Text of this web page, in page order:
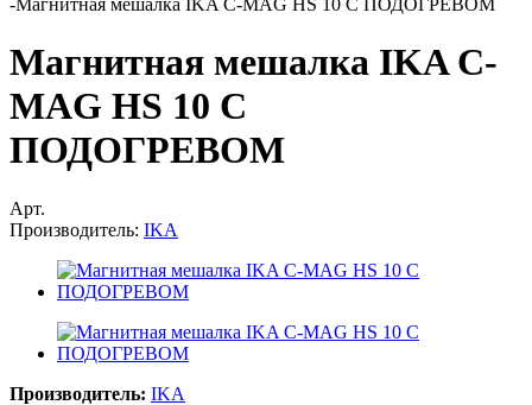
Магнитная мешалка IKA C-
MAG HS 10 С
ПОДОГРЕВОМ
Арт.
Производитель: IKA
Производитель: IKA